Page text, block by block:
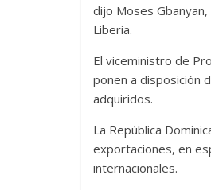
dijo Moses
Liberia.
El viceministro de
ponen a disposición
adquiridos.
La República
exportaciones, en
internacionales.